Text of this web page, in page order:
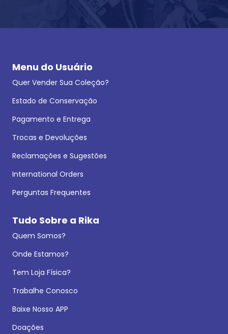
Menu do Usuário
Quer Vender Sua Coleção?
Estado de Conservação
Pagamento e Entrega
Trocas e Devoluções
Reclamações e Sugestões
International Orders
Perguntas Frequentes
Tudo Sobre a Rika
Quem Somos?
Onde Estamos?
Tem Loja Física?
Trabalhe Conosco
Baixe Nosso APP
Doações